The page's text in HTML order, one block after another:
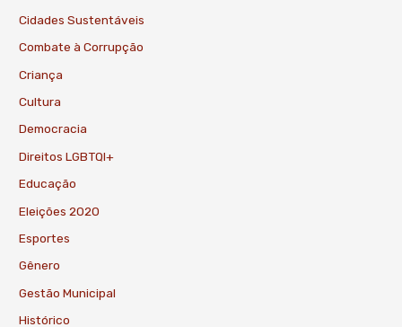
Cidades Sustentáveis
Combate à Corrupção
Criança
Cultura
Democracia
Direitos LGBTQI+
Educação
Eleições 2020
Esportes
Gênero
Gestão Municipal
Histórico